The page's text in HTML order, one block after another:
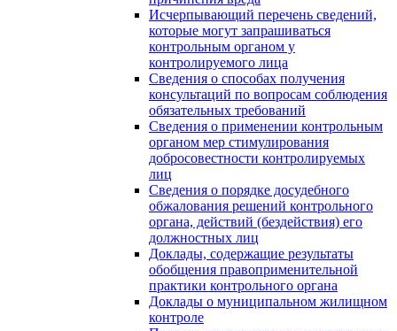
Исчерпывающий перечень сведений,
которые могут запрашиваться
контрольным органом у
контролируемого лица
Сведения о способах получения
консультаций по вопросам соблюдения
обязательных требований
Сведения о применении контрольным
органом мер стимулирования
добросовестности контролируемых
лиц
Сведения о порядке досудебного
обжалования решений контрольного
органа, действий (бездействия) его
должностных лиц
Доклады, содержащие результаты
обобщения правоприменительной
практики контрольного органа
Доклады о муниципальном жилищном
контроле